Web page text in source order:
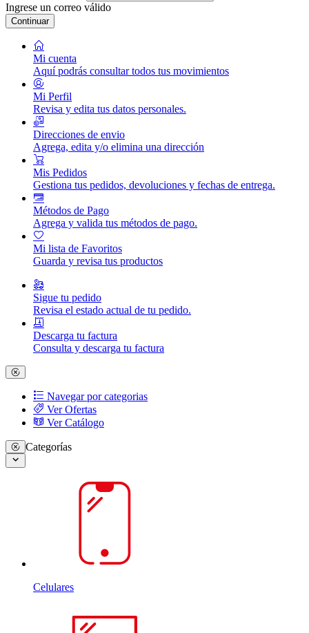
Ingrese un correo válido
Continuar
Mi cuenta
Aquí podrás consultar todos tus movimientos
Mi Perfil
Revisa y edita tus datos personales.
Direcciones de envio
Agrega, edita y/o elimina una dirección
Mis Pedidos
Gestiona tus pedidos, devoluciones y fechas de entrega.
Métodos de Pago
Agrega y valida tus métodos de pago.
Mi lista de Favoritos
Guarda y revisa tus productos
Sigue tu pedido
Revisa el estado actual de tu pedido.
Descarga tu factura
Consulta y descarga tu factura
Navegar por categorias
Ver Ofertas
Ver Catálogo
Categorías
Celulares